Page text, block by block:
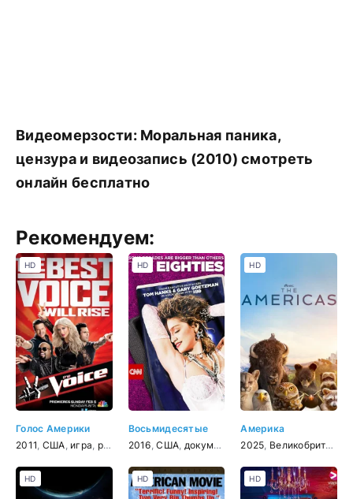
Видеомерзости: Моральная паника,
цензура и видеозапись (2010) смотреть
онлайн бесплатно
Рекомендуем:
Голос Америки
2011 США игра реальное ТВ , музыка
HD
Восьмидесятые
2016 ,США документальный ,история
HD
Америка
2025 Великобритания
HD
HD HD HD